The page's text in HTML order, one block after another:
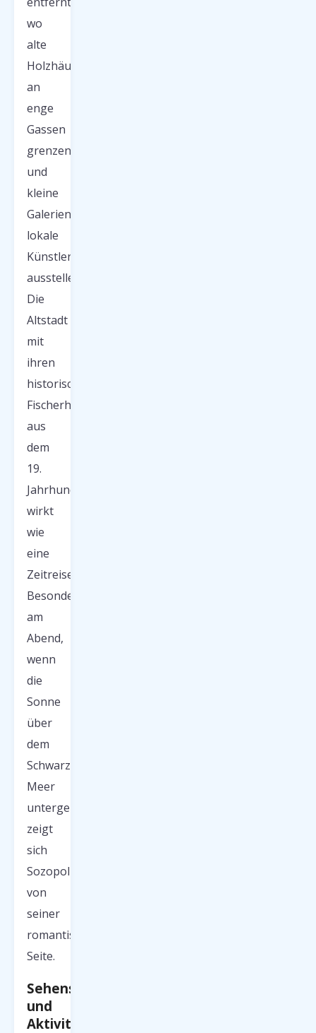
wo
alte
Holzhäuser
an
enge
Gassen
grenzen
und
kleine
Galerien
lokale
Künstler
ausstellen.
Die
Altstadt
mit
ihren
historischen
Fischerhäuschen
aus
dem
19.
Jahrhundert
wirkt
wie
eine
Zeitreise.
Besonders
am
Abend,
wenn
die
Sonne
über
dem
Schwarzen
Meer
untergeht,
zeigt
sich
Sozopol
von
seiner
romantischsten
Seite.
Sehenswürdigkeiten
und
Aktivitäten